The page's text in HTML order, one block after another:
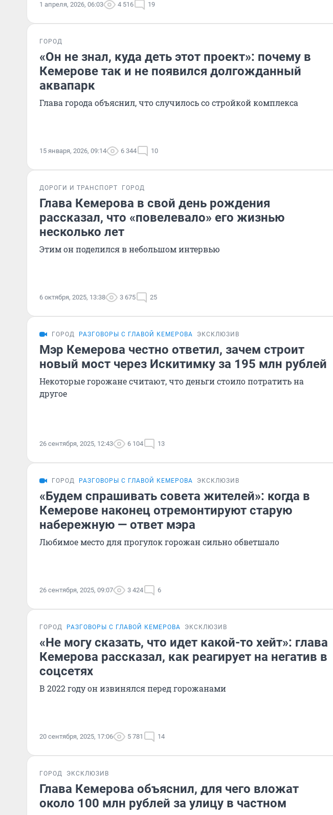
1 апреля, 2026, 06:03 4 516 19
ГОРОД
«Он не знал, куда деть этот проект»: почему в
Кемерове так и не появился долгожданный
аквапарк
Глава города объяснил, что случилось со стройкой комплекса
15 января, 2026, 09:14 6 344 10
ДОРОГИ И ТРАНСПОРТ ГОРОД
Глава Кемерова в свой день рождения
рассказал, что «повелевало» его жизнью
несколько лет
Этим он поделился в небольшом интервью
6 октября, 2025, 13:38 3 675 25
ГОРОД РАЗГОВОРЫ С ГЛАВОЙ КЕМЕРОВА ЭКСКЛЮЗИВ
Мэр Кемерова честно ответил, зачем строит
новый мост через Искитимку за 195 млн рублей
Некоторые горожане считают, что деньги стоило потратить на
другое
26 сентября, 2025, 12:43 6 104 13
ГОРОД РАЗГОВОРЫ С ГЛАВОЙ КЕМЕРОВА ЭКСКЛЮЗИВ
«Будем спрашивать совета жителей»: когда в
Кемерове наконец отремонтируют старую
набережную — ответ мэра
Любимое место для прогулок горожан сильно обветшало
26 сентября, 2025, 09:07 3 424 6
ГОРОД РАЗГОВОРЫ С ГЛАВОЙ КЕМЕРОВА ЭКСКЛЮЗИВ
«Не могу сказать, что идет какой-то хейт»: глава
Кемерова рассказал, как реагирует на негатив в
соцсетях
В 2022 году он извинялся перед горожанами
20 сентября, 2025, 17:06 5 781 14
ГОРОД ЭКСКЛЮЗИВ
Глава Кемерова объяснил, для чего вложат
около 100 млн рублей за улицу в частном